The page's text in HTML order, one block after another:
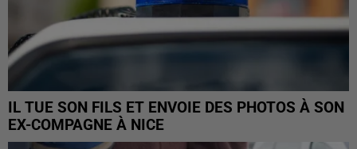
IL TUE SON FILS ET ENVOIE DES PHOTOS À SON
EX-COMPAGNE À NICE